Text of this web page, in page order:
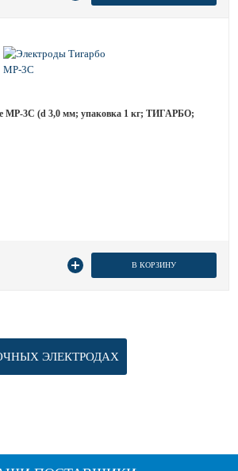
МР-3С (d 3,0 мм; упаковка 1 кг; ТИГАРБО;
В КОРЗИНУ
ЭЛЕКТРОДАХ